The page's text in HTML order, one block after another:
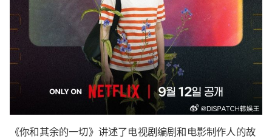
《你和其余的一切》讲述了电视剧编剧和电影制作人的故